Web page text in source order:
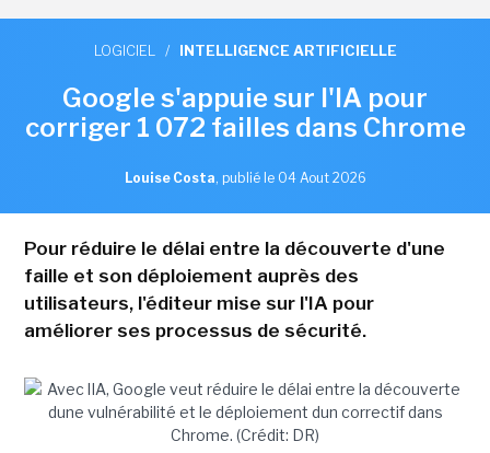
LOGICIEL / INTELLIGENCE ARTIFICIELLE
Google s'appuie sur l'IA pour
corriger 1 072 failles dans Chrome
Louise Costa, publié le 04 Aout 2026
Pour réduire le délai entre la découverte d'une
faille et son déploiement auprès des
utilisateurs, l'éditeur mise sur l'IA pour
améliorer ses processus de sécurité.